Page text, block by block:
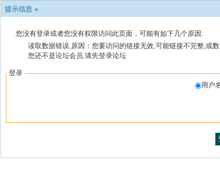
提示信息 »
您没有登录或者您没有权限访问此页面，可能有如下几个原因:
读取数据错误,原因：您要访问的链接无效,可能链接不完整,或
您还不是论坛会员,请先登录论坛
登录
用户